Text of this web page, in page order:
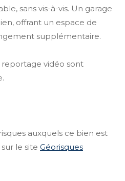
sans vis-à-vis. Un garage
offrant un espace de
supplémentaire.
vidéo sont
auxquels ce bien est
le site Géorisques